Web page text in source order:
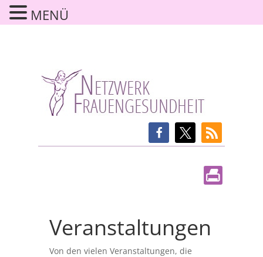
Veranstaltungen
Von den vielen Veranstaltungen, die
MENÜ